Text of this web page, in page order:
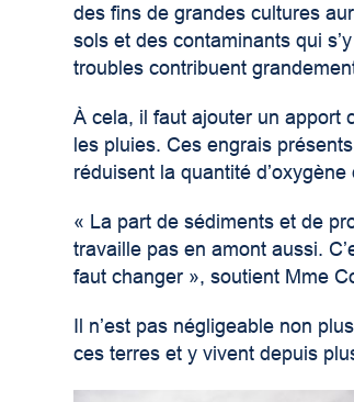
des fins de grandes cultures
sols et des contaminants qui
troubles contribuent
À cela, il faut ajouter un apport
les pluies. Ces engrais
réduisent la quantité
« La part de sédiments et de
travaille pas en amont aussi.
faut changer », soutient Mme
Il n’est pas négligeable non
ces terres et y vivent depuis